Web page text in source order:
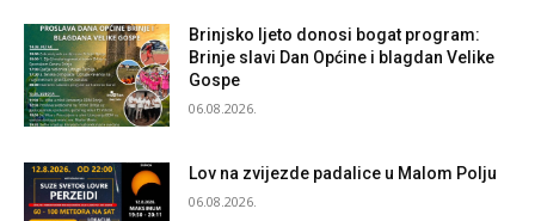
Brinjsko ljeto donosi bogat program:
Brinje slavi Dan Općine i blagdan Velike
Gospe
06.08.2026.
Lov na zvijezde padalice u Malom Polju
06.08.2026.